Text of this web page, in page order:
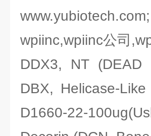
www.yubiotech.com;
wpiinc,wpiinc公司
DDX3, NT (DEAD
DBX, Helicase-
D1660-22-